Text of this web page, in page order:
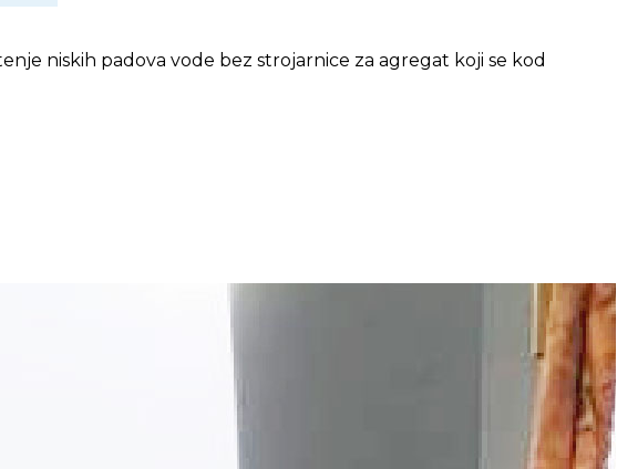
niskih padova vode bez strojarnice za agregat koji se kod